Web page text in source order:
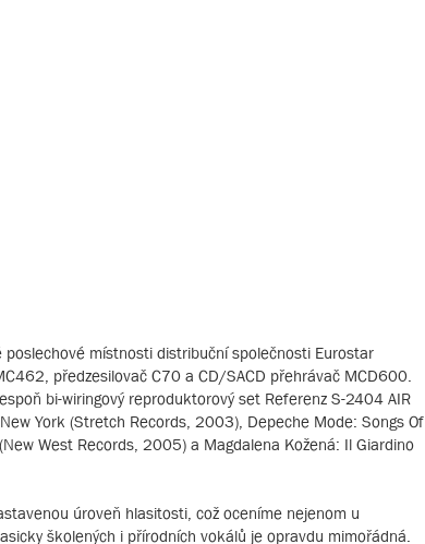
místnosti distribuční společnosti Eurostar
předzesilovač C70 a CD/SACD přehrávač MCD600.
bi-wiringový reproduktorový set Referenz S-2404 AIR
York (Stretch Records, 2003), Depeche Mode: Songs Of
West Records, 2005) a Magdalena Kožená: Il Giardino
úroveň hlasitosti, což oceníme nejenom u
školených i přírodních vokálů je opravdu mimořádná.